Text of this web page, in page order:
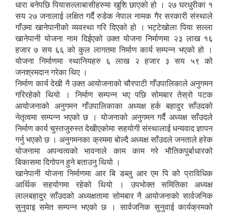
धारा बनेपछि पियासल्लाबासीहरुमा खुशि छाएको हो । २७ घरधुरीका १
सय २७ जनालाई लक्षित गर्दै रुडेक नेपाल नामक गैर सरकारी संस्थाले
गाँउमा खानेपानीको व्यवस्था गरि दिएको हो । भट्टेखोला पिया सल्ला
खानेपानी योजना नाम दिईएको उक्त योजना निर्माणमा २३ लाख १६
हजार ७ सय ६६ को कुल लागतमा निर्माण कार्य सम्पन्न भएको हो ।
योजना निर्माणमा स्थानियहरु ६ लाख २ हजार ३ सय ५९ को
जनश्रमदान गरेका थिए ।
निर्माण कार्य देखी नै उक्त आयोजनाको चौरपाटी गाँउपालिकाले अनुगमन
गरिरहेको थियो । निर्माण सम्पन्न भए पछि सोमबार तेस्रो पटक
आयोजनाको अनुगमन गाँउपालिकाका अध्यक्ष हर्क बहादुर साँउदको
नेतृत्वमा सम्पन्न भएको छ । योजनाको अनुगमन गर्दै अध्यक्ष साँउदले
निर्माण कार्य चुस्तजुरुस्त देखीएकोमा सहयोगी संस्थालाई धन्यवाद ज्ञापन
गर्नु भएको छ । अनुगमनका क्रममा बोल्दै अध्यक्ष साँउदले जनताले हरेक
योजनामा अपन्वत्वको भावनाले काम काम गरे भौतिकपुर्बाधारको
बिकासमा दिगोपन हुने बताउनु थियो ।
खानेपानी योजना निर्माणमा आर बि डब्लु आर एम पि को प्राविधिक
आर्थिक सहयोगमा रहेको थियो । उपभोक्त समितिका अध्यक्ष
लालबहादुर साँउदको अध्यक्षतामा सोमबार नै आयोजनाको सार्वजनिक
सुनुवाइ समेत सम्पन्न भएको छ । सार्वजनिक सुनुवाई कार्यक्रमको